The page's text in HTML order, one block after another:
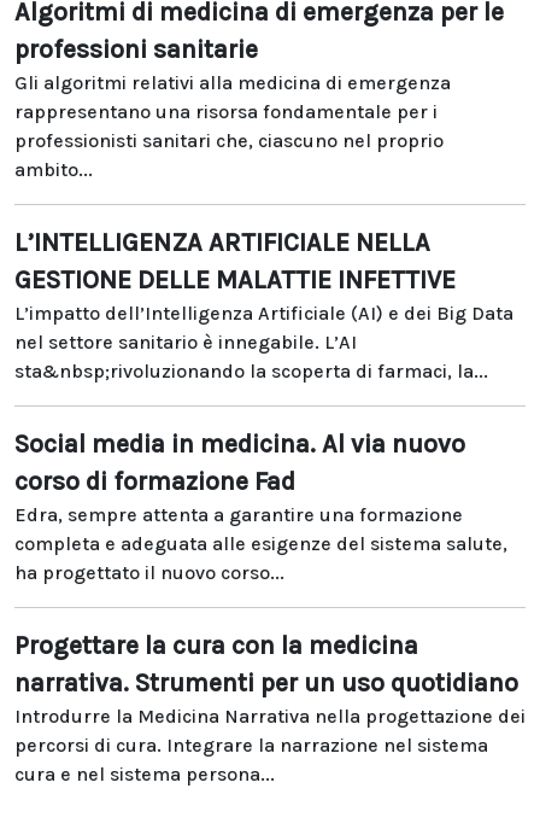
Algoritmi di medicina di emergenza per le
professioni sanitarie
Gli algoritmi relativi alla medicina di emergenza
rappresentano una risorsa fondamentale per i
professionisti sanitari che, ciascuno nel proprio
ambito...
L’INTELLIGENZA ARTIFICIALE NELLA
GESTIONE DELLE MALATTIE INFETTIVE
L’impatto dell’Intelligenza Artificiale (AI) e dei Big Data
nel settore sanitario è innegabile. L’AI
sta&nbsp;rivoluzionando la scoperta di farmaci, la...
Social media in medicina. Al via nuovo
corso di formazione Fad
Edra, sempre attenta a garantire una formazione
completa e adeguata alle esigenze del sistema salute,
ha progettato il nuovo corso...
Progettare la cura con la medicina
narrativa. Strumenti per un uso quotidiano
Introdurre la Medicina Narrativa nella progettazione dei
percorsi di cura. Integrare la narrazione nel sistema
cura e nel sistema persona...